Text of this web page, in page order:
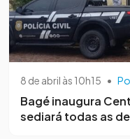
8 de abril às 10h15 •
Bagé inaugura
sediará todas as